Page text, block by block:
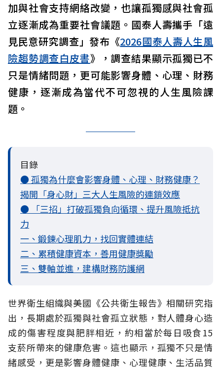
加與社會支持網絡改變，也讓孤獨感與社會孤
立逐漸成為重要社會議題。國泰人壽攜手「遠
見民意研究調查」發布《2026國泰人壽人生風
險趨勢調查白皮書》，調查結果顯示孤獨已不
只是情緒問題，更可能影響身體、心理、財務
健康，逐漸成為當代不可忽視的人生風險課
題。
目錄
● 孤獨為什麼會影響身體、心理、財務健康？
揭開「身心財」三大人生風險的連鎖效應
● 「三招」打破孤獨負向循環、提升風險抵抗
力
一、鍛鍊心理肌力，找回實體連結
二、累積健康資本，善用健康獎勵
三、雙軸並進，建構財務防護網
世界衛生組織與美國《公共衛生報告》相關研究指
出，長期處於孤獨與社會孤立狀態，對人體身心造
成的傷害程度與肥胖相近，約相當於每日吸食15
支菸所帶來的健康危害。這也顯示，孤獨不只是情
緒感受，更是影響身體健康、心理健康、生活品質